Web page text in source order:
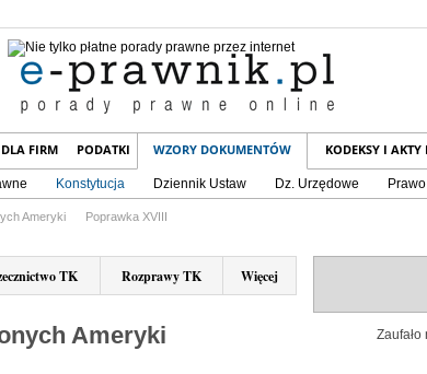
FIRM PODATKI WZORY DOKUMENTÓW KODEKSY I AKTY
Konstytucja Dziennik Ustaw Dz. Urzędowe
Ameryki Poprawka XVIII
TK Rozprawy TK Więcej
Ameryki Zaufało